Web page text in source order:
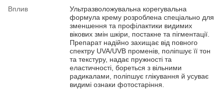
Вплив
Ультразволожувальна корегувальна
формула крему розроблена спеціально для
зменшення та профілактики видимих
вікових змін шкіри, постакне та пігментації.
Препарат надійно захищає від повного
спектру UVA/UVB променів, поліпшує її тон
та текстуру, надає пружності та
еластичності, бореться з вільними
радикалами, поліпшує глікування й усуває
видимі ознаки фотостаріння.